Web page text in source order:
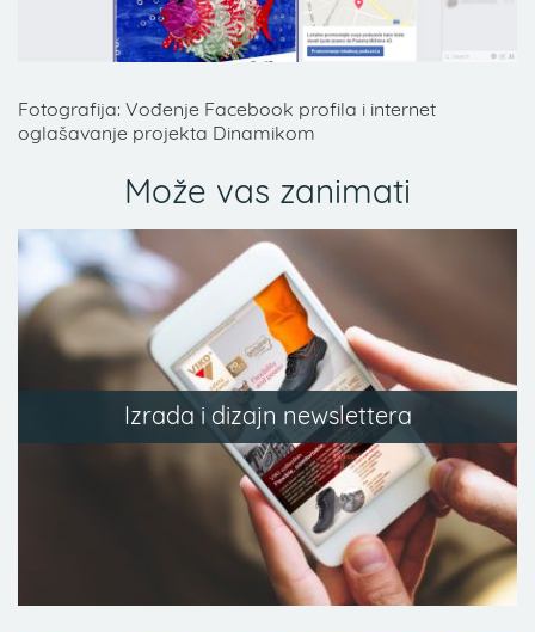
Fotografija: Vođenje Facebook profila i internet
oglašavanje projekta Dinamikom
Može vas zanimati
Izrada i dizajn newslettera